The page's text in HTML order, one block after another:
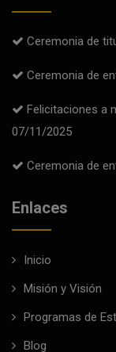
Ceremonia de
Ceremonia de
Felicitaciones a
07/11/2025
Ceremonia de
Enlaces
Inicio
Misión y Visión
Programas de
Blog